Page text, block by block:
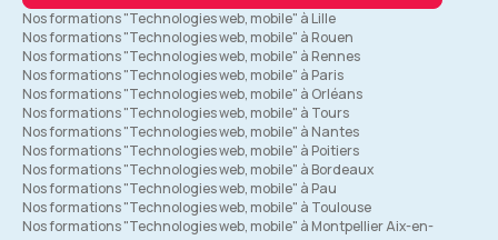
Nos formations "Technologies web, mobile" à Lille
Nos formations "Technologies web, mobile" à Rouen
Nos formations "Technologies web, mobile" à Rennes
Nos formations "Technologies web, mobile" à Paris
Nos formations "Technologies web, mobile" à Orléans
Nos formations "Technologies web, mobile" à Tours
Nos formations "Technologies web, mobile" à Nantes
Nos formations "Technologies web, mobile" à Poitiers
Nos formations "Technologies web, mobile" à Bordeaux
Nos formations "Technologies web, mobile" à Pau
Nos formations "Technologies web, mobile" à Toulouse
Nos formations "Technologies web, mobile" à Montpellier Aix-en-